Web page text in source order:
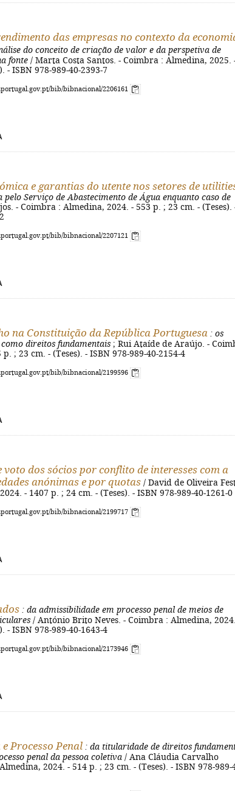
das empresas no contexto da
do conceito de criação de valor e da perspetiva de
fonte / Marta Costa Santos. - Coimbra : Almedina, 2025.
- ISBN 978-989-40-2393-7
bib/bibnacional/2206161
e garantias do utente nos setores de
Serviço de Abastecimento de Água enquanto caso de
- Coimbra : Almedina, 2024. - 553 p. ; 23 cm. - (Teses).
bib/bibnacional/2207121
na Constituição da República Portuguesa : os
direitos fundamentais ; Rui Ataíde de Araújo. -
; 23 cm. - (Teses). - ISBN 978-989-40-2154-4
bib/bibnacional/2199596
voto dos sócios por conflito de interesses com a
anónimas e por quotas / David de Oliveira
- 1407 p. ; 24 cm. - (Teses). - ISBN 978-989-40-1261-0
bib/bibnacional/2199717
: da admissibilidade em processo penal de meios de
/ António Brito Neves. - Coimbra : Almedina,
- ISBN 978-989-40-1643-4
bib/bibnacional/2173946
Processo Penal : da titularidade de direitos
penal da pessoa coletiva / Ana Cláudia Carvalho
2024. - 514 p. ; 23 cm. - (Teses). - ISBN 978-989-